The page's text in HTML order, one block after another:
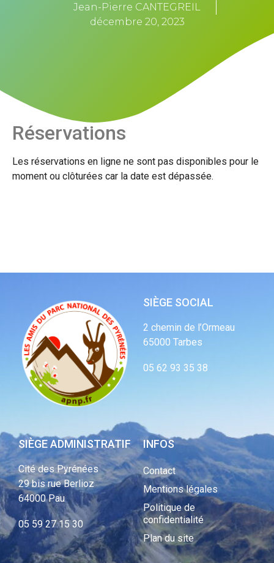
Jean-Pierre CANTEGREIL
décembre 20, 2023
Réservations
Les réservations en ligne ne sont pas disponibles pour le
moment ou clôturées car la date est dépassée.
SIÈGE SOCIAL
2 chemin de l’Ormeau
65000 Tarbes
05 62 93 35 38
SIÈGE ADMINISTRATIF
Cité des Pyrénées
29 bis rue Berlioz
64000 Pau
05 59 27 15 30
INFOS
Contact
Mentions légales
Politique de
confidentialité
Plan du site